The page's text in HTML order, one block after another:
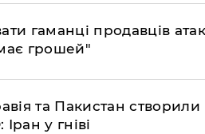
гаманці продавців
грошей"
та Пакистан створили
у гніві